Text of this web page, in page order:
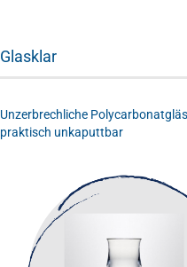
Glasklar
Unzerbrechliche
praktisch unkaputtbar